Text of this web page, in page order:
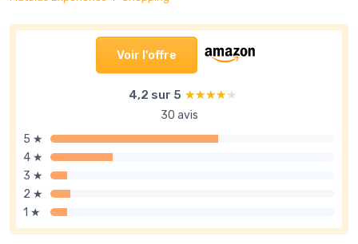
Voir l'offre
4,2 sur 5 ★★★★★
★★★★★
30 avis
5 ★
4 ★
3 ★
2 ★
1 ★